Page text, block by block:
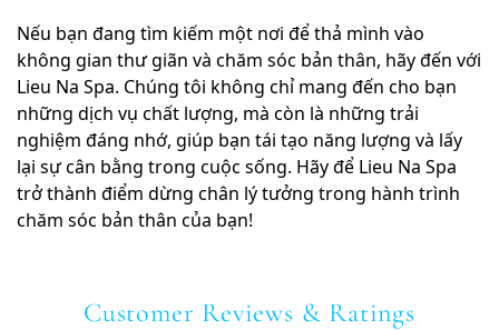
Nếu bạn đang tìm kiếm một nơi để thả mình vào
không gian thư giãn và chăm sóc bản thân, hãy đến với
Lieu Na Spa. Chúng tôi không chỉ mang đến cho bạn
những dịch vụ chất lượng, mà còn là những trải
nghiệm đáng nhớ, giúp bạn tái tạo năng lượng và lấy
lại sự cân bằng trong cuộc sống. Hãy để Lieu Na Spa
trở thành điểm dừng chân lý tưởng trong hành trình
chăm sóc bản thân của bạn!
Customer Reviews & Ratings